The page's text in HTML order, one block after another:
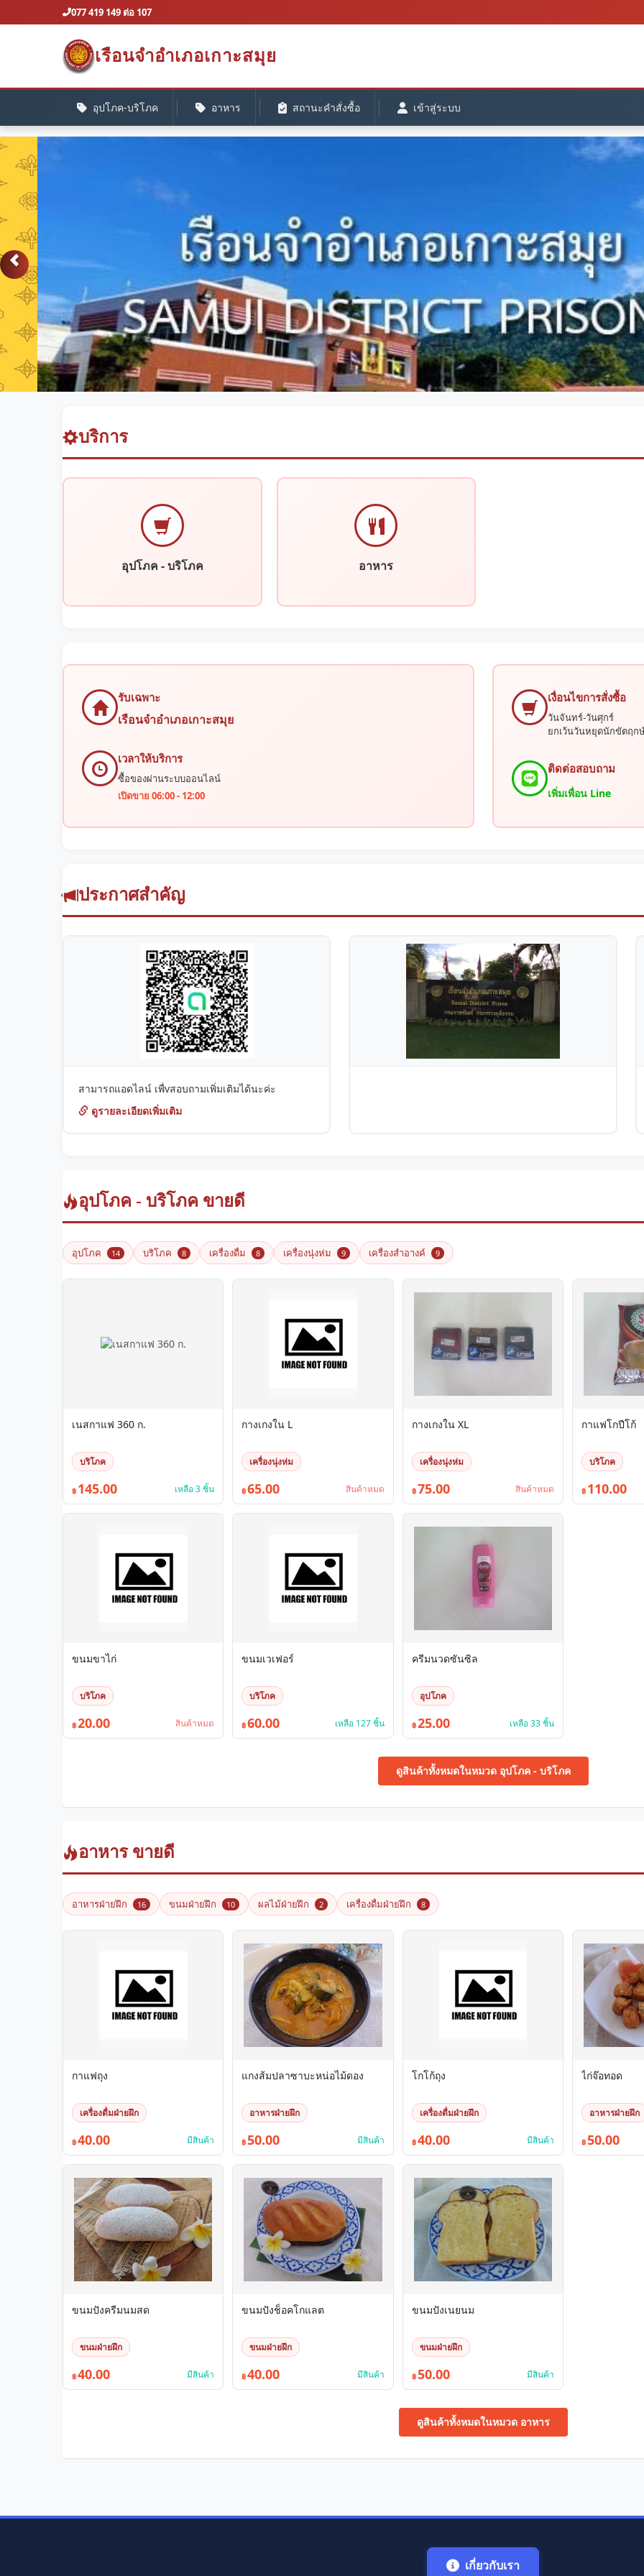
077 419 149 ต่อ 107
เรือนจำอำเภอเกาะสมุย
อุปโภค-บริโภค อาหาร สถานะคำสั่งซื้อ เข้าสู่ระบบ
บริการ
อุปโภค - บริโภค อาหาร
รับเฉพาะ
เรือนจำอำเภอเกาะสมุย
เวลาให้บริการ
ซื้อของผ่านระบบออนไลน์
เปิดขาย 06:00 - 12:00
เงื่อนไขการสั่งซื้อ
วันจันทร์-วันศุกร์
ยกเว้นวันหยุดนักขัตฤก
ติดต่อสอบถาม
เพิ่มเพื่อน Line
ประกาศสำคัญ
สามารถแอดไลน์ เพื่vสอบถามเพิ่มเติมได้นะค่ะ
ดูรายละเอียดเพิ่มเติม
อุปโภค - บริโภค ขายดี
อุปโภค 14 บริโภค 8 เครื่องดื่ม 8 เครื่องนุ่งห่ม 9 เครื่องสำอางค์ 9
เนสกาแฟ 360 ก.
บริโภค
฿ 145.00 เหลือ 3 ชิ้น
กางเกงใน L
เครื่องนุ่งห่ม
฿65.00 สินค้าหมด
กางเกงใน XL
เครื่องนุ่งห่ม
฿75.00 สินค้าหมด
กาแฟโกปีโก้
บริโภค
฿ 110.00
ขนมขาไก่
บริโภค
฿20.00 สินค้าหมด
ขนมเวเฟอร์
บริโภค
฿60.00 เหลือ 127 ชิ้น
ครีมนวดซันซิล
อุปโภค
฿25.00 เหลือ 33 ชิ้น
ดูสินค้าทั้งหมดในหมวด อุปโภค - บริโภค
อาหาร ขายดี
อาหารฝ่ายฝึก 16 ขนมฝ่ายฝึก 10 ผลไม้ฝ่ายฝึก 2 เครื่องดื่มฝ่ายฝึก 8
กาแฟถุง
เครื่องดื่มฝ่ายฝึก
฿40.00 มีสินค้า
แกงส้มปลาซาบะหน่อไม้ดอง
อาหารฝ่ายฝึก
฿50.00 มีสินค้า
โกโก้ถุง
เครื่องดื่มฝ่ายฝึก
฿40.00 มีสินค้า
ไก่จ๊อทอด
อาหารฝ่ายฝึก
฿50.00
ขนมปังครีมนมสด
ขนมฝ่ายฝึก
฿40.00 มีสินค้า
ขนมปังช็อคโกแลต
ขนมฝ่ายฝึก
฿40.00 มีสินค้า
ขนมปังเนยนม
ขนมฝ่ายฝึก
฿50.00 มีสินค้า
ดูสินค้าทั้งหมดในหมวด อาหาร
เกี่ยวกับเรา